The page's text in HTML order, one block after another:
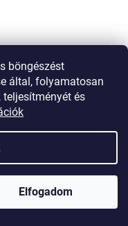
böngészést
által, folyamatosan
és
Elfogadom
Raktáron